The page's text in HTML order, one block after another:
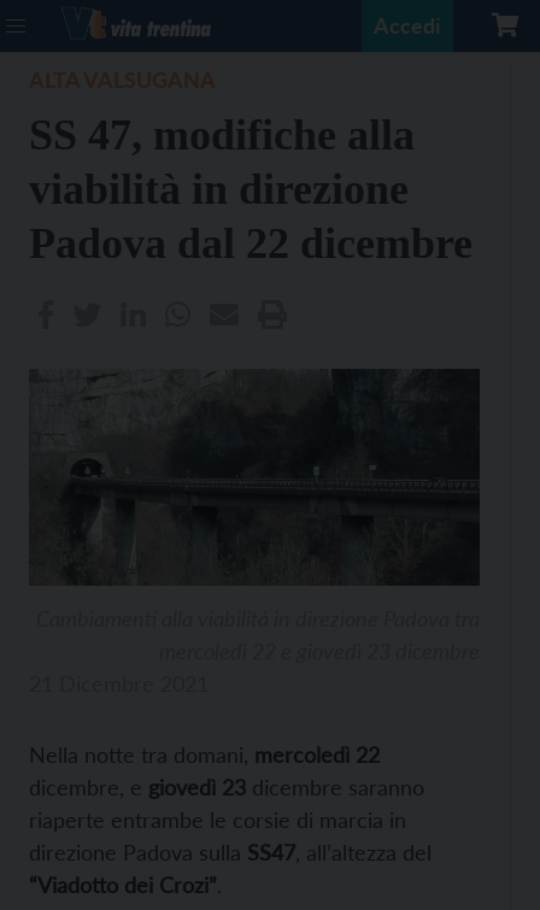
Accedi
SS 47, modifiche alla
viabilità in direzione
Padova dal 22 dicembre
Nella notte tra domani, mercoledì 22
dicembre, e giovedì 23 dicembre saranno
riaperte entrambe le corsie di marcia in
direzione Padova sulla SS47 , all’altezza del
“Viadotto dei Crozi”.